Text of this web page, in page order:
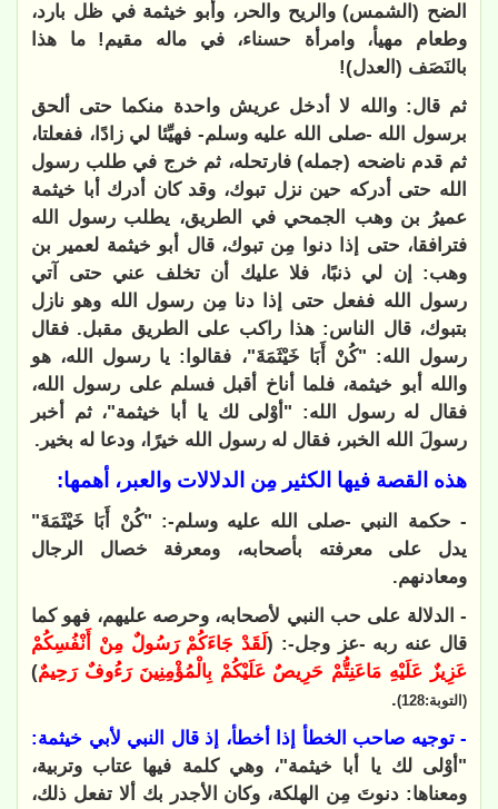
الضح (الشمس) والريح والحر، وأبو خيثمة في ظل بارد،
وطعام مهيأ، وامرأة حسناء، في ماله مقيم! ما هذا
بالنَصَف (العدل)!
ثم قال: والله لا أدخل عريش واحدة منكما حتى ألحق
برسول الله -صلى الله عليه وسلم- فهيِّئا لي زادًا، ففعلتا،
ثم قدم ناضحه (جمله) فارتحله، ثم خرج في طلب رسول
الله حتى أدركه حين نزل تبوك، وقد كان أدرك أبا خيثمة
عميرُ بن وهب الجمحي في الطريق، يطلب رسول الله
فترافقا، حتى إذا دنوا مِن تبوك، قال أبو خيثمة لعمير بن
وهب: إن لي ذنبًا، فلا عليك أن تخلف عني حتى آتي
رسول الله ففعل حتى إذا دنا مِن رسول الله وهو نازل
بتبوك، قال الناس: هذا راكب على الطريق مقبل. فقال
رسول الله: "كُنْ أَبَا خَيْثَمَةَ"، فقالوا: يا رسول الله، هو
والله أبو خيثمة، فلما أناخ أقبل فسلم على رسول الله،
فقال له رسول الله: "أوْلى لك يا أبا خيثمة"، ثم أخبر
رسولَ الله الخبر، فقال له رسول الله خيرًا، ودعا له بخير.
هذه القصة فيها الكثير مِن الدلالات والعبر، أهمها:
- حكمة النبي -صلى الله عليه وسلم-: "كُنْ أَبَا خَيْثَمَةَ"
يدل على معرفته بأصحابه، ومعرفة خصال الرجال
ومعادنهم.
- الدلالة على حب النبي لأصحابه، وحرصه عليهم، فهو كما
قال عنه ربه -عز وجل-: (لَقَدْ جَاءَكُمْ رَسُولٌ مِنْ أَنْفُسِكُمْ
عَزِيزٌ عَلَيْهِ مَاعَنِتُّمْ حَرِيصٌ عَلَيْكُمْ بِالْمُؤْمِنِينَ رَءُوفٌ رَحِيمٌ)
(التوبة:128)
.
- توجيه صاحب الخطأ إذا أخطأ، إذ قال النبي لأبي خيثمة:
"أوْلى لك يا أبا خيثمة"، وهي كلمة فيها عتاب وتربية،
ومعناها: دنوتَ مِن الهلكة، وكان الأجدر بك ألا تفعل ذلك،